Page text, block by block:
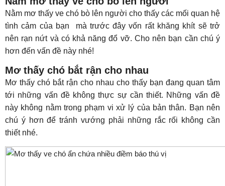
Nằm mơ thấy ve chó bò lên người cho thấy các mối quan hệ
tình cảm của bạn mà trước đây vốn rất khăng khít sẽ trở
nên rạn nứt và có khả năng đổ vỡ. Cho nên bạn cần chú ý
hơn đến vấn đề này nhé!
Mơ thấy chó bắt rận cho nhau
Mơ thấy chó bắt rận cho nhau cho thấy bạn đang quan tâm
tới những vấn đề không thực sự cần thiết. Những vấn đề
này không nằm trong phạm vi xử lý của bản thân. Bạn nên
chú ý hơn để tránh vướng phải những rắc rối không cần
thiết nhé.